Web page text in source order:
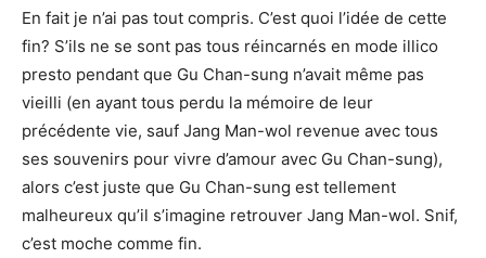
En fait je n’ai pas tout compris. C’est quoi l’idée de cette
fin? S’ils ne se sont pas tous réincarnés en mode illico
presto pendant que Gu Chan-sung n’avait même pas
vieilli (en ayant tous perdu la mémoire de leur
précédente vie, sauf Jang Man-wol revenue avec tous
ses souvenirs pour vivre d’amour avec Gu Chan-sung),
alors c’est juste que Gu Chan-sung est tellement
malheureux qu’il s’imagine retrouver Jang Man-wol. Snif,
c’est moche comme fin.